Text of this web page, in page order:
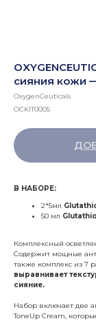
сияния кожи —
OxygenCeuticals
OCKIT0005
В НАБОРЕ:
2*5мл
50 мл
Комплексный
Содержит мощные
также комплекс из 7
выравнивает
сияние.
Набор включает две
ToneUp Cream,